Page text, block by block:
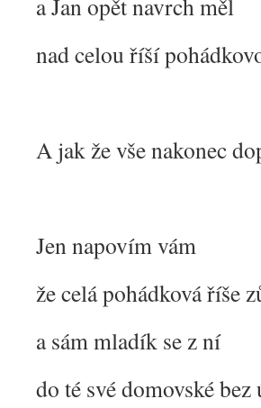
a Jan opět navrch měl
nad celou říší
A jak že vše nakonec
Jen napovím vám
že celá pohádková říše
a sám mladík se z ní
do té své domovské